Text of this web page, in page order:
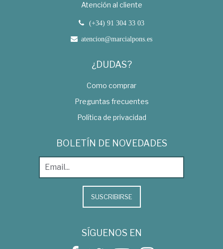
Atención al cliente
(+34) 91 304 33 03
atencion@marcialpons.es
¿DUDAS?
Como comprar
Preguntas frecuentes
Política de privacidad
BOLETÍN DE NOVEDADES
SUSCRIBIRSE
SÍGUENOS EN